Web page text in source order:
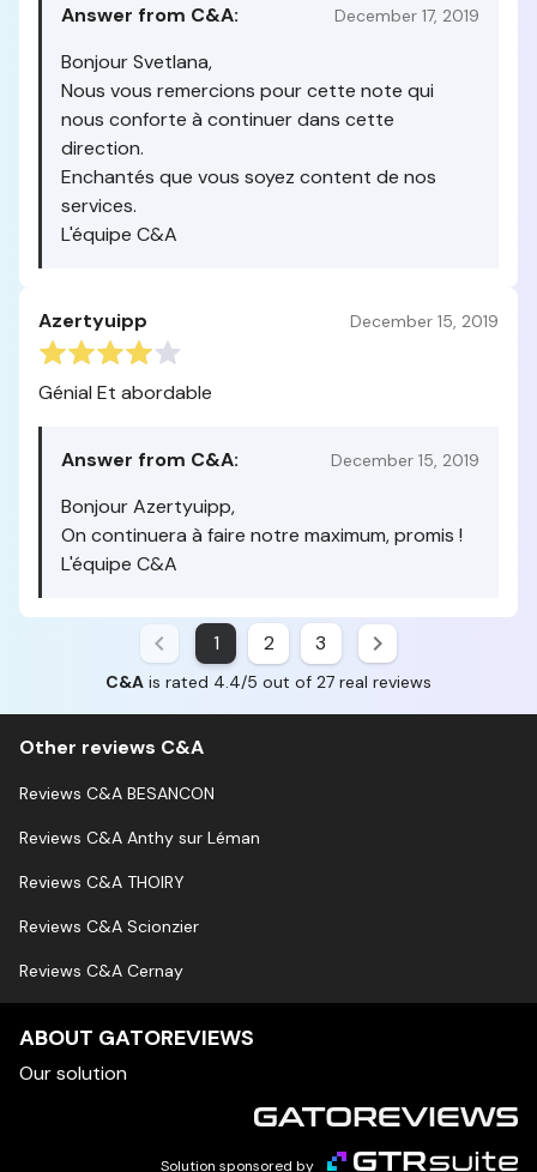
Answer from C&A: December 17, 2019
Bonjour Svetlana,
Nous vous remercions pour cette note qui
nous conforte à continuer dans cette
direction.
Enchantés que vous soyez content de nos
services.
L'équipe C&A
Azertyuipp December 15, 2019
Génial Et abordable
Answer from C&A: December 15, 2019
Bonjour Azertyuipp,
On continuera à faire notre maximum, promis !
L'équipe C&A
1 2 3
C&A is rated 4.4/5 out of 27 real reviews
Other reviews C&A
Reviews C&A BESANCON
Reviews C&A Anthy sur Léman
Reviews C&A THOIRY
Reviews C&A Scionzier
Reviews C&A Cernay
ABOUT GATOREVIEWS
Our solution
Solution sponsored by